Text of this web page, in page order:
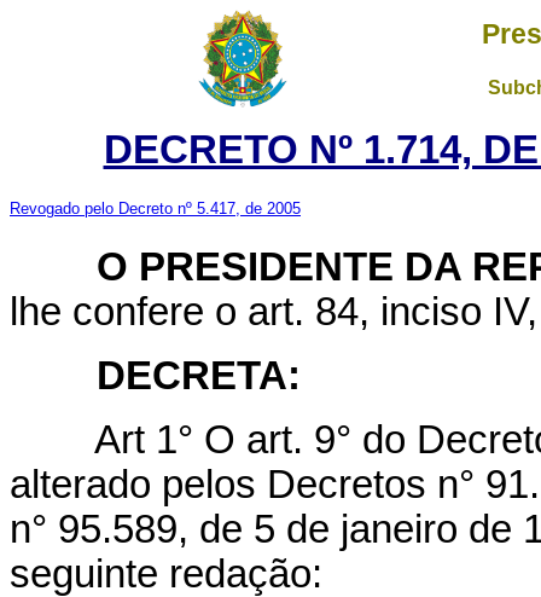
DECRETO Nº 1.714,
Revogado pelo Decreto nº 5.417, de 2005
O PRESIDENTE DA
lhe confere o art. 84, inciso
DECRETA:
Art 1° O art. 9° do
alterado pelos Decretos n°
n° 95.589, de 5 de janeiro de
seguinte redação: